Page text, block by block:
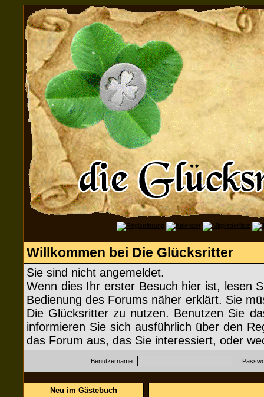
Willkommen bei Die Glücksritter
Sie sind nicht angemeldet.
Wenn dies Ihr erster Besuch hier ist, lesen
Bedienung des Forums näher erklärt. Sie
Die Glücksritter zu nutzen. Benutzen Sie
informieren Sie sich ausführlich über den
das Forum aus, das Sie interessiert, oder
Benutzername:
Neu im Gästebuch